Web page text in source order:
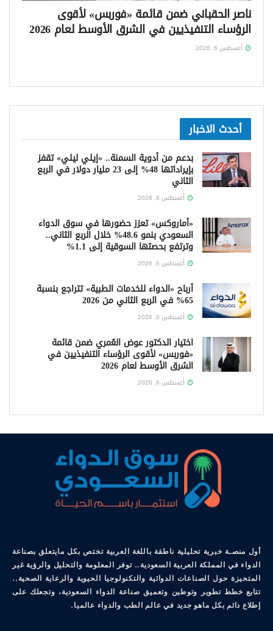
ناصر الحقباني ضمن قائمة «فوربس» لأقوى
الرؤساء التنفيذيين في الشرق الأوسط لعام 2026
أغسطس 6, 2026
أحدث الاخبار
بدعم من أدوية السمنة.. «إيلي ليلي» تقفز
بإيراداتها 48% إلى 23 مليار دولار في الربع
الثاني
أغسطس 8, 2026
«أماروكس» تعزز حضورها في سوق الدواء
السعودي بنمو 48.6% خلال الربع الثاني..
وترتفع بحصتها السوقية إلى 1.1%
أغسطس 6, 2026
أرباح «الدواء للخدمات الطبية» تتراجع بنسبة
65% في الربع الثاني من 2026
أغسطس 6, 2026
اختيار الدكتور عوض العُمري ضمن قائمة
«فوربس» لأقوى الرؤساء التنفيذيين في
الشرق الأوسط لعام 2026
أغسطس 6, 2026
أول منصـة خبرية تحليلية ناطقة باللغة العربية تختص بكل مايتعلق بصناعة
الدواء في المملكة العربية السعودية.. توفر المعلومة والتحليل والرؤية غير
المتحيزة حول الصناعات الدوائية والتكنولوجيا الحيوية والرعاية الصحية..
تتابع خطط تطوير وتوطين وتعميق صناعة الدواء السعودية، وتجعلك على
إطلاع دائم بكل ماهو جديد في عالم الطب والدواء عالميا.